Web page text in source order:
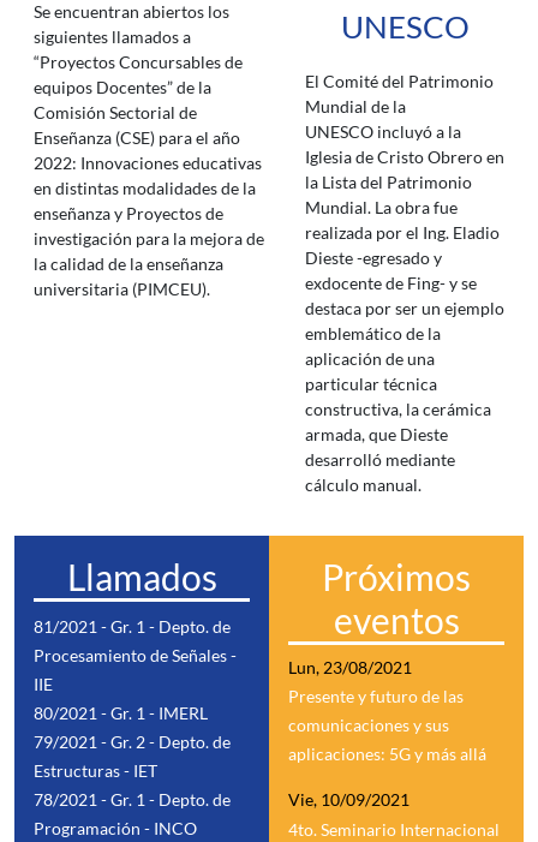
Se encuentran abiertos los
siguientes llamados a
“Proyectos Concursables de
equipos Docentes” de la
Comisión Sectorial de
Enseñanza (CSE) para el año
2022: Innovaciones educativas
en distintas modalidades de la
enseñanza y Proyectos de
investigación para la mejora de
la calidad de la enseñanza
universitaria (PIMCEU).
UNESCO
El Comité del Patrimonio
Mundial de la
UNESCO incluyó a la
Iglesia de Cristo Obrero en
la Lista del Patrimonio
Mundial. La obra fue
realizada por el Ing. Eladio
Dieste -egresado y
exdocente de Fing- y se
destaca por ser un ejemplo
emblemático de la
aplicación de una
particular técnica
constructiva, la cerámica
armada, que Dieste
desarrolló mediante
cálculo manual.
Llamados
81/2021 - Gr. 1 - Depto. de
Procesamiento de Señales -
IIE
80/2021 - Gr. 1 - IMERL
79/2021 - Gr. 2 - Depto. de
Estructuras - IET
78/2021 - Gr. 1 - Depto. de
Programación - INCO
Próximos
eventos
Lun, 23/08/2021
Presente y futuro de las
comunicaciones y sus
aplicaciones: 5G y más allá
Vie, 10/09/2021
4to. Seminario Internacional